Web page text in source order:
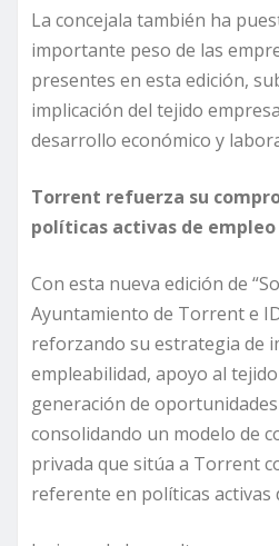
La concejala también ha
importante peso de las
presentes en esta edición,
implicación del tejido
desarrollo económico y
Torrent refuerza su
políticas activas de empleo
Con esta nueva edición de
Ayuntamiento de Torrent e
reforzando su estrategia de
empleabilidad, apoyo al
generación de
consolidando un modelo de
privada que sitúa a Torrent
referente en políticas activas